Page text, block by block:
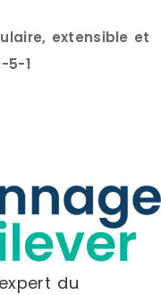
extensible et
5-1
du